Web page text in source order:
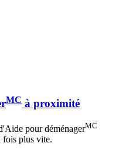
MC à proximité
pour déménagerMC
fois plus vite.